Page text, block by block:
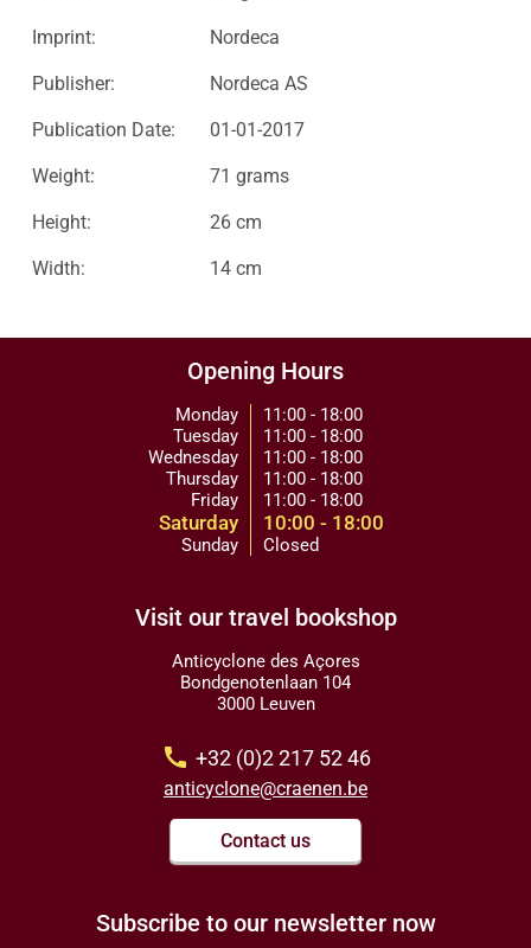
Imprint: Nordeca
Publisher: Nordeca AS
Publication Date: 01-01-2017
Weight: 71 grams
Height: 26 cm
Width: 14 cm
Opening Hours
Monday
Tuesday
Wednesday
Thursday
Friday
Saturday
Sunday
11:00 - 18:00
11:00 - 18:00
11:00 - 18:00
11:00 - 18:00
11:00 - 18:00
10:00 - 18:00
Closed
Visit our travel bookshop
Anticyclone des Açores
Bondgenotenlaan 104
3000 Leuven
call +32 (0)2 217 52 46
anticyclone@craenen.be
Contact us
Subscribe to our newsletter now